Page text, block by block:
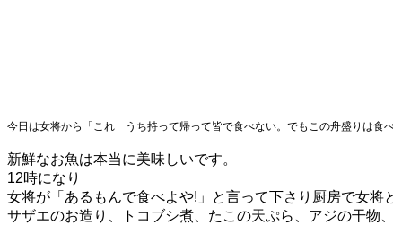
今日は女将から「これ うち持って帰って皆で食べない。でもこの舟盛りは食
新鮮なお魚は本当に美味しいです。
12時になり
女将が「あるもんで食べよや!」と言って下さり厨房で女
サザエのお造り、トコブシ煮、たこの天ぷら、アジの干物